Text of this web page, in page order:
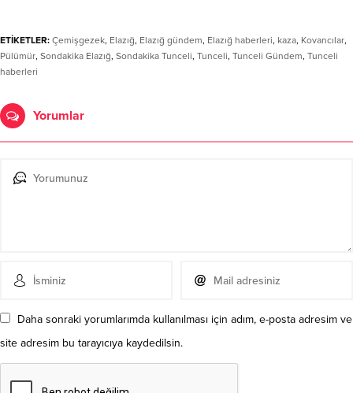
ETİKETLER: Çemişgezek, Elazığ, Elazığ gündem, Elazığ haberleri, kaza, Kovancılar,
Pülümür, Sondakika Elazığ, Sondakika Tunceli, Tunceli, Tunceli Gündem, Tunceli
haberleri
Yorumlar
Daha sonraki yorumlarımda kullanılması için adım, e-posta adresim ve
site adresim bu tarayıcıya kaydedilsin.